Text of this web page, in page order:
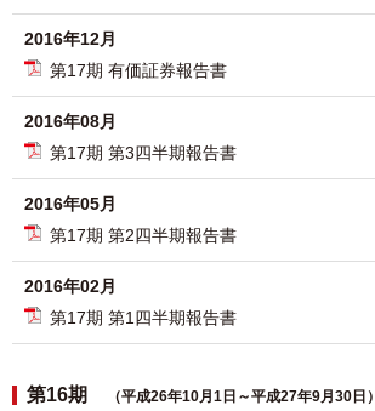
2016年12月
第17期 有価証券報告書
2016年08月
第17期 第3四半期報告書
2016年05月
第17期 第2四半期報告書
2016年02月
第17期 第1四半期報告書
第16期 （平成26年10月1日～平成27年9月30日）